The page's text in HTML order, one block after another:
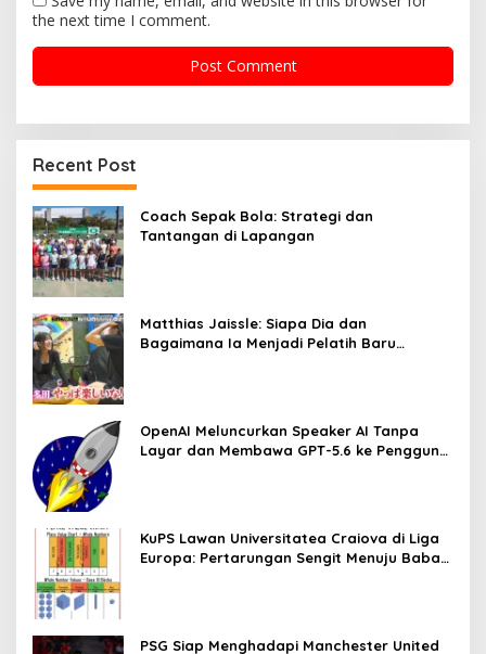
the next time I comment.
Recent Post
Coach Sepak Bola: Strategi dan
Tantangan di Lapangan
Matthias Jaissle: Siapa Dia dan
Bagaimana Ia Menjadi Pelatih Baru
OpenAI Meluncurkan Speaker AI Tanpa
Layar dan Membawa GPT-5.6 ke Pengguna
KuPS Lawan Universitatea Craiova di Liga
Europa: Pertarungan Sengit Menuju Babak
PSG Siap Menghadapi Manchester United